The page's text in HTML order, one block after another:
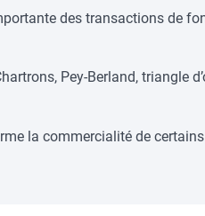
des transactions de
Pey-Berland, triangle
la commercialité de